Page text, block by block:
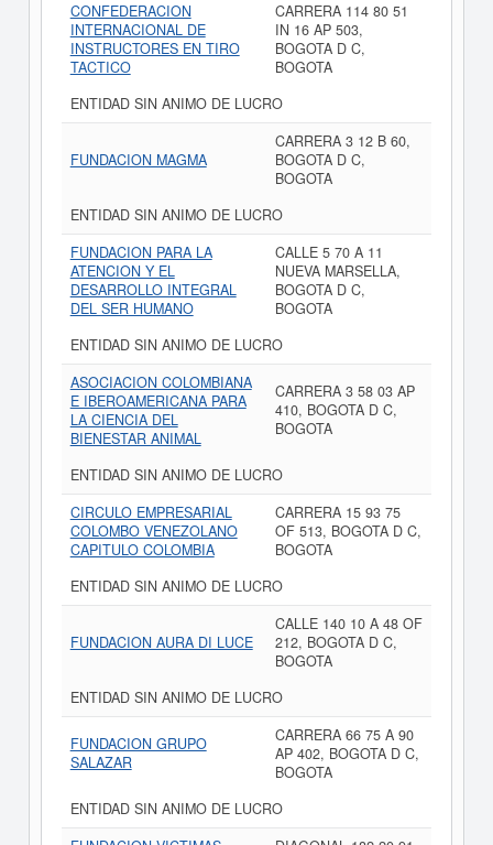
CONFEDERACION
INTERNACIONAL DE
INSTRUCTORES EN TIRO
TACTICO
CARRERA 114 80 51
IN 16 AP 503,
BOGOTA D C,
BOGOTA
ENTIDAD SIN ANIMO DE LUCRO
FUNDACION MAGMA
CARRERA 3 12 B 60,
BOGOTA D C,
BOGOTA
ENTIDAD SIN ANIMO DE LUCRO
FUNDACION PARA LA
ATENCION Y EL
DESARROLLO INTEGRAL
DEL SER HUMANO
CALLE 5 70 A 11
NUEVA MARSELLA,
BOGOTA D C,
BOGOTA
ENTIDAD SIN ANIMO DE LUCRO
ASOCIACION COLOMBIANA
E IBEROAMERICANA PARA
LA CIENCIA DEL
BIENESTAR ANIMAL
CARRERA 3 58 03 AP
410, BOGOTA D C,
BOGOTA
ENTIDAD SIN ANIMO DE LUCRO
CIRCULO EMPRESARIAL
COLOMBO VENEZOLANO
CAPITULO COLOMBIA
CARRERA 15 93 75
OF 513, BOGOTA D C,
BOGOTA
ENTIDAD SIN ANIMO DE LUCRO
FUNDACION AURA DI LUCE
CALLE 140 10 A 48 OF
212, BOGOTA D C,
BOGOTA
ENTIDAD SIN ANIMO DE LUCRO
FUNDACION GRUPO
SALAZAR
CARRERA 66 75 A 90
AP 402, BOGOTA D C,
BOGOTA
ENTIDAD SIN ANIMO DE LUCRO